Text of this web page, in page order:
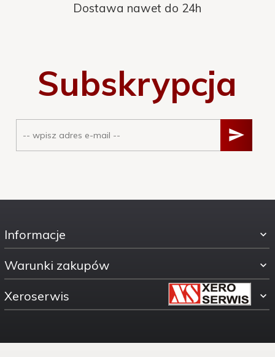
Dostawa nawet do 24h
Subskrypcja
Informacje
Warunki zakupów
Xeroserwis